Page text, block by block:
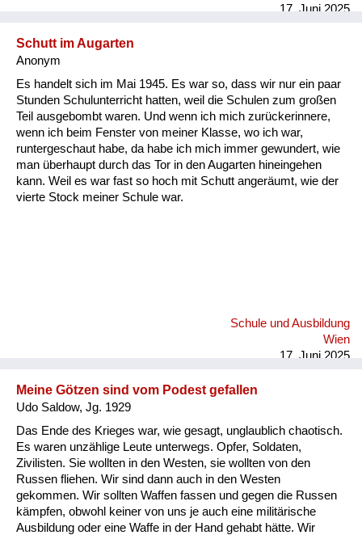
17. Juni 2025
Schutt im Augarten
Anonym
Es handelt sich im Mai 1945. Es war so, dass wir nur ein paar
Stunden Schulunterricht hatten, weil die Schulen zum großen
Teil ausgebombt waren. Und wenn ich mich zurückerinnere,
wenn ich beim Fenster von meiner Klasse, wo ich war,
runtergeschaut habe, da habe ich mich immer gewundert, wie
man überhaupt durch das Tor in den Augarten hineingehen
kann. Weil es war fast so hoch mit Schutt angeräumt, wie der
vierte Stock meiner Schule war.
Schule und Ausbildung
Wien
17. Juni 2025
Meine Götzen sind vom Podest gefallen
Udo Saldow, Jg. 1929
Das Ende des Krieges war, wie gesagt, unglaublich chaotisch.
Es waren unzählige Leute unterwegs. Opfer, Soldaten,
Zivilisten. Sie wollten in den Westen, sie wollten von den
Russen fliehen. Wir sind dann auch in den Westen
gekommen. Wir sollten Waffen fassen und gegen die Russen
kämpfen, obwohl keiner von uns je auch eine militärische
Ausbildung oder eine Waffe in der Hand gehabt hätte. Wir